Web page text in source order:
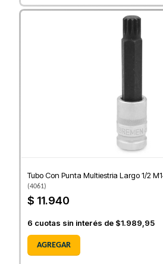
Tubo Con Punta Multiestria Largo 1/2
(4061)
$ 11.940
6 cuotas sin interés de $1.989,95
AGREGAR